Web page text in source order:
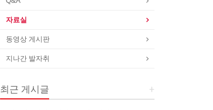
자료실
동영상 게시판
지나간 발자취
+
최근 게시글